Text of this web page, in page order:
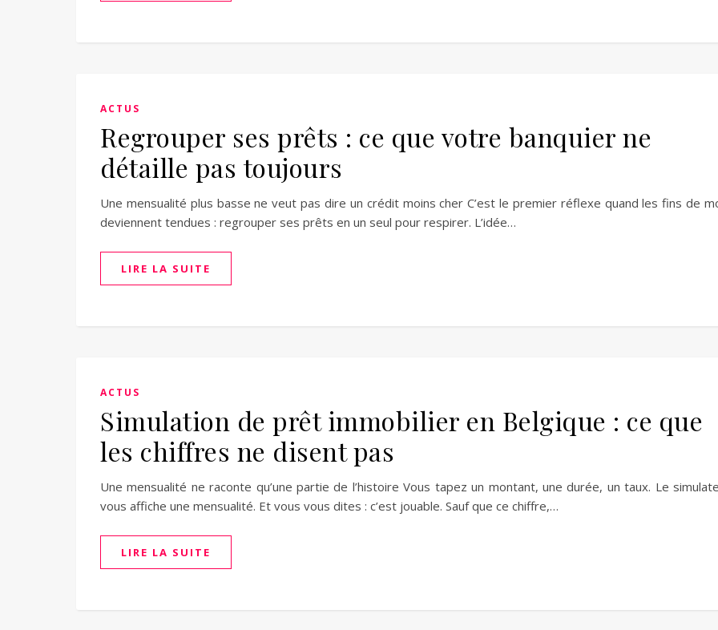
ACTUS
Regrouper ses prêts : ce que votre banquier ne
détaille pas toujours
Une mensualité plus basse ne veut pas dire un crédit moins cher C’est le premier réflexe quand les fins de
deviennent tendues : regrouper ses prêts en un seul pour respirer. L’idée…
LIRE LA SUITE
ACTUS
Simulation de prêt immobilier en Belgique : ce que
les chiffres ne disent pas
Une mensualité ne raconte qu’une partie de l’histoire Vous tapez un montant, une durée, un taux. Le
vous affiche une mensualité. Et vous vous dites : c’est jouable. Sauf que ce chiffre,…
LIRE LA SUITE